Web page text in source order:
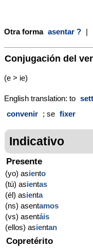
Otra forma asentar ? |
Conjugación del
(e > ie)
English translation: to
convenir ; se fixer
Indicativo
Presente
(yo) asiento
(tú) asientas
(él) asienta
(ns) asentamos
(vs) asentáis
(ellos) asientan
Copretérito